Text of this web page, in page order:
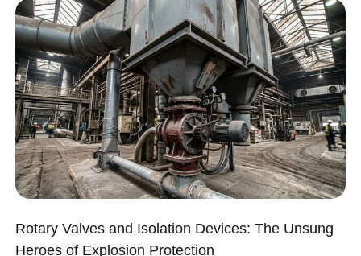
Rotary Valves and Isolation Devices: The Unsung
Heroes of Explosion Protection